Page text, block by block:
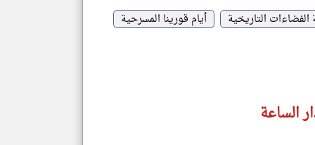
الفضاءات التاريخية
أيام قورينا المسرحية
الساعة